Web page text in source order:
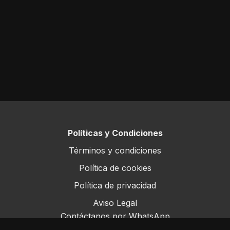
Políticas y Condiciones
Términos y condiciones
Política de cookies
Política de privacidad
Aviso Legal
Contáctanos por WhatsApp